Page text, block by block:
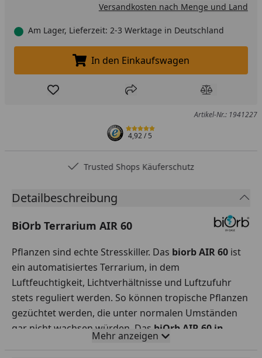
Versandkosten nach Menge und Land
Am Lager, Lieferzeit: 2-3 Werktage in Deutschland
In den Einkaufswagen legen
In den Einkaufswagen
Produkt zur Wunschliste hinzufügen
Teilen Produkt
Artikel-Nr.: 1941227
4,92/ 5
Trusted Shops Käuferschutz
Detailbeschreibung
BiOrb Terrarium AIR 60
Pflanzen sind echte Stresskiller. Das biorb AIR 60 ist
ein automatisiertes Terrarium, in dem
Luftfeuchtigkeit, Lichtverhältnisse und Luftzufuhr
stets reguliert werden. So können tropische Pflanzen
gezüchtet werden, die unter normalen Umständen
gar nicht wachsen würden. Das biOrb AIR 60 in
hat eine Höhe von58 cm , einen
Mehr anzeigen